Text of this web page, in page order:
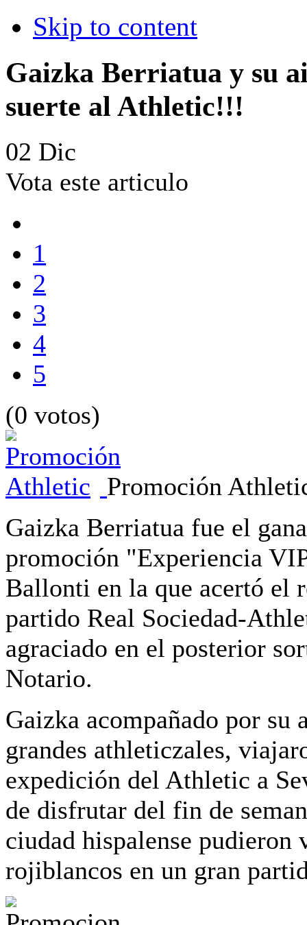
Skip to content
Gaizka Berriatua y su
suerte al Athletic!!!
02 Dic
Vota este articulo
1
2
3
4
5
(0 votos)
Promoción
Gaizka Berriatua fue el
promoción "Experiencia
Ballonti en la que acertó el
partido Real Sociedad-
agraciado en el posterior
Notario.
Gaizka acompañado por su
grandes athleticzales,
expedición del Athletic a
de disfrutar del fin de
ciudad hispalense pudieron
rojiblancos en un gran